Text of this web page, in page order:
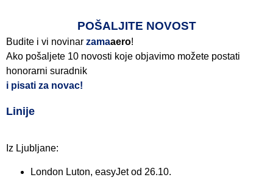
POŠALJITE NOVOST
Budite i vi novinar zamaaero!
Ako pošaljete 10 novosti koje objavimo možete postati
honorarni suradnik
i pisati za novac!
Linije
Iz Ljubljane:
London Luton, easyJet od 26.10.